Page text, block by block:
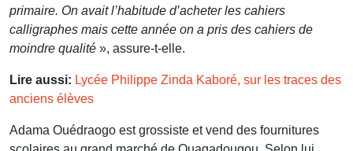
primaire. On avait l’habitude d’acheter les cahiers
calligraphes mais cette année on a pris des cahiers de
moindre qualité », assure-t-elle.
Lire aussi: Lycée Philippe Zinda Kaboré, sur les traces des
anciens élèves
Adama Ouédraogo est grossiste et vend des fournitures